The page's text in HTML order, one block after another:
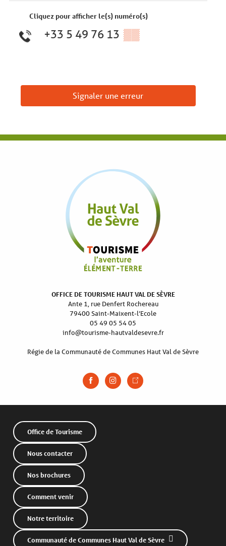
Cliquez pour afficher le(s) numéro(s)
+33 5 49 76 13 ▒▒
Signaler une erreur
OFFICE DE TOURISME HAUT VAL DE SÈVRE
Ante 1, rue Denfert Rochereau
79400 Saint-Maixent-l’Ecole
05 49 05 54 05
info@tourisme-hautvaldesevre.fr
Régie de la Communauté de Communes Haut Val de Sèvre
Office de Tourisme
Nous contacter
Nos brochures
Comment venir
Notre territoire
Communauté de Communes Haut Val de Sèvre